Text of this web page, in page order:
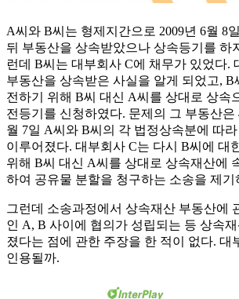
A씨와 B씨는 형제지간으로 2009년 6월 8
뒤 부동산을 상속받았으나 상속등기를 하
런데 B씨는 대부회사 C에 채무가 있었다.
부동산을 상속받은 사실을 알게 되었고, B
전하기 위해 B씨 대신 A씨를 상대로 상속
전등기를 신청하였다. 문제의 그 부동산은
월 7일 A씨와 B씨의 각 법정상속분에 따
이루어졌다. 대부회사 C는 다시 B씨에 대
위해 B씨 대신 A씨를 상대로 상속재산에
하여 공유물 분할을 청구하는 소송을 제기
그런데 소송과정에서 상속재산 부동산에
인 A, B 사이에 협의가 성립되는 등 상속
졌다는 점에 관한 주장을 한 적이 없다. 대
인용될까.